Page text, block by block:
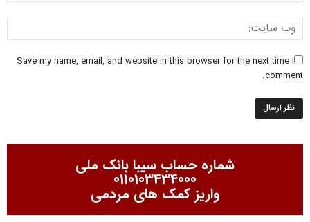
Save my name, email, and website in this browser for the next time I
comment.
شماره حساب سیبا بانک ملی
0110103434000
واریز کمک های مردمی